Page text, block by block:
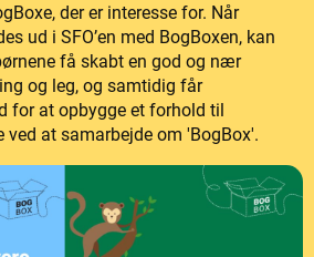
der er interesse for. Når
ud i SFO’en med BogBoxen, kan
få skabt en god og nær
og leg, og samtidig får
for at opbygge et forhold til
at samarbejde om 'BogBox'.